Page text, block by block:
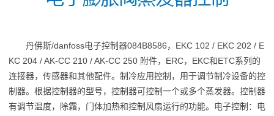
丹佛斯/danfoss电子控制器084B8586，EKC 102 / EKC 202 / E
KC 204 / AK-CC 210 / AK-CC 250 附件，ERC，EKC和ETC系列的
连接器，传感器和其他配件。制冷应用控制，用于调节制冷设备的控
制器。根据控制器的型号，控制器可控制一个或多个蒸发器。控制器
有调节温度，除霜，门体加热和控制风扇运行的功能。电子控制：电